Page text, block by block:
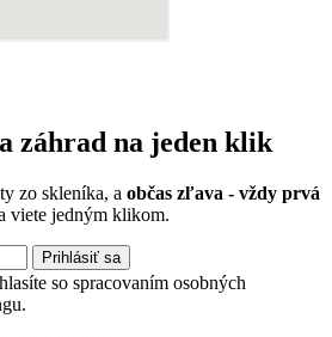
záhrad na jeden klik
zo skleníka, a občas zľava - vždy prvá
viete jedným klikom.
Prihlásiť sa
so spracovaním osobných